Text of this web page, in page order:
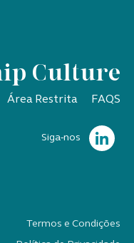
Culture
Área Restrita FAQS
Siga-nos
Termos e Condições